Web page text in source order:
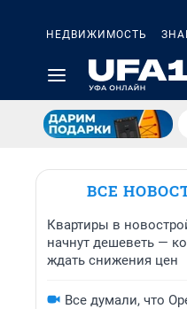
НЕДВИЖИМОСТЬ
ВСЕ
Квартиры в
начнут дешеветь —
ждать снижения цен
Все думали, что